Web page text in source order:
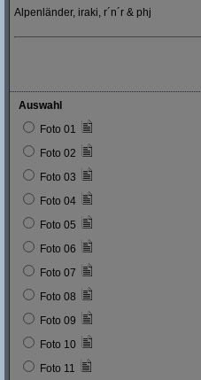
Alpenländer, iraki, r´n´r & phj
Auswahl
Foto 01
Foto 02
Foto 03
Foto 04
Foto 05
Foto 06
Foto 07
Foto 08
Foto 09
Foto 10
Foto 11